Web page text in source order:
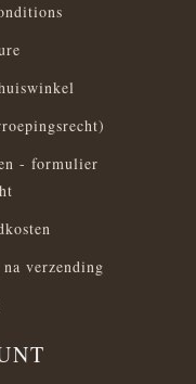
- formulier
verzending